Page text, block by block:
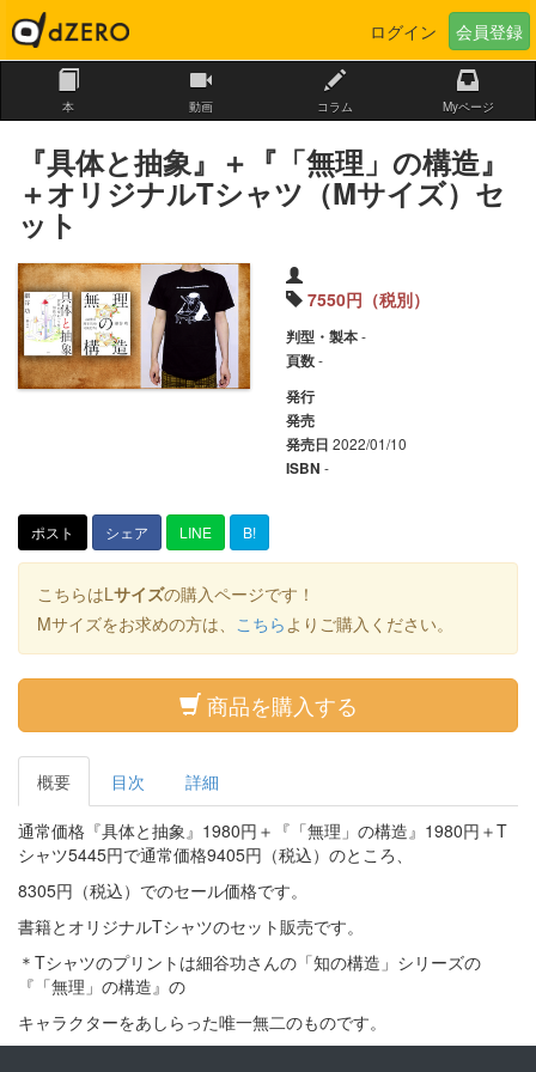
本 動画 コラム Myページ
『具体と抽象』＋『「無理」の構造』
＋オリジナルTシャツ（Mサイズ）セ
ット
7550円（税別）
判型・製本-
頁数-
発行
発売
発売日 2022/01/10
ISBN -
ポスト シェア LINE B!
こちらはLサイズの購入ページです！
Mサイズをお求めの方は、 こちらよりご購入ください。
商品を購入する
概要 目次 詳細
通常価格『具体と抽象』1980円＋『「無理」の構造』1980円＋T
シャツ5445円で通常価格9405円（税込）のところ、
8305円（税込）でのセール価格です。
書籍とオリジナルTシャツのセット販売です。
＊Tシャツのプリントは細谷功さんの「知の構造」シリーズの
『「無理」の構造』の
キャラクターをあしらった唯一無二のものです。